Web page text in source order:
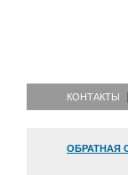
КОНТАКТЫ
ОБРАТНАЯ